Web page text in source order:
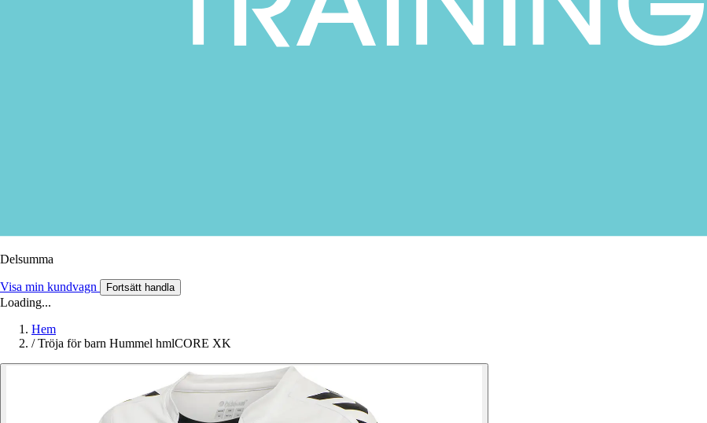
Delsumma
Visa min kundvagn Fortsätt handla
Loading...
Hem
/ Tröja för barn Hummel hmlCORE XK